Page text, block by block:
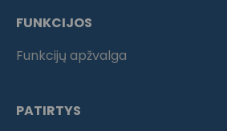
FUNKCIJOS
Funkcijų apžvalga
PATIRTYS